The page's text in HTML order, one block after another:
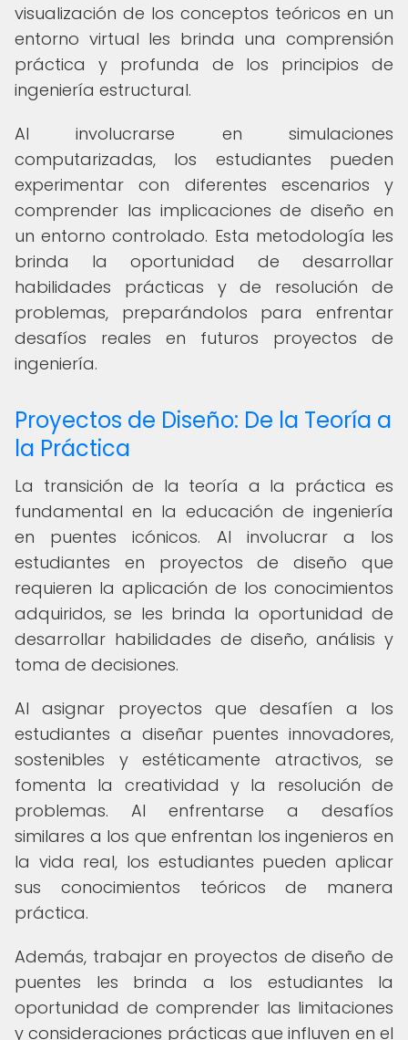
visualización de los conceptos teóricos en un
entorno virtual les brinda una comprensión
práctica y profunda de los principios de
ingeniería estructural.
Al involucrarse en simulaciones
computarizadas, los estudiantes pueden
experimentar con diferentes escenarios y
comprender las implicaciones de diseño en
un entorno controlado. Esta metodología les
brinda la oportunidad de desarrollar
habilidades prácticas y de resolución de
problemas, preparándolos para enfrentar
desafíos reales en futuros proyectos de
ingeniería.
Proyectos de Diseño: De la Teoría a
la Práctica
La transición de la teoría a la práctica es
fundamental en la educación de ingeniería
en puentes icónicos. Al involucrar a los
estudiantes en proyectos de diseño que
requieren la aplicación de los conocimientos
adquiridos, se les brinda la oportunidad de
desarrollar habilidades de diseño, análisis y
toma de decisiones.
Al asignar proyectos que desafíen a los
estudiantes a diseñar puentes innovadores,
sostenibles y estéticamente atractivos, se
fomenta la creatividad y la resolución de
problemas. Al enfrentarse a desafíos
similares a los que enfrentan los ingenieros en
la vida real, los estudiantes pueden aplicar
sus conocimientos teóricos de manera
práctica.
Además, trabajar en proyectos de diseño de
puentes les brinda a los estudiantes la
oportunidad de comprender las limitaciones
y consideraciones prácticas que influyen en el